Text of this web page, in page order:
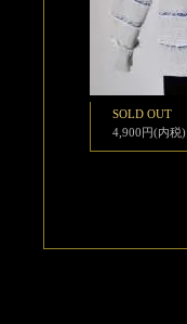
SOLD OUT
4,900円(内税)